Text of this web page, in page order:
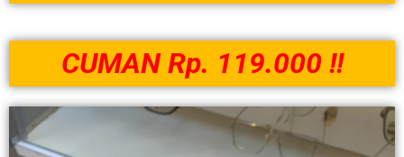
CUMANRp. 119.000 !!